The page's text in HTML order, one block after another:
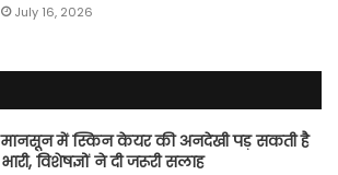
July 16, 2026
मानसून में स्किन केयर की अनदेखी पड़ सकती है
भारी, विशेषज्ञों ने दी जरूरी सलाह